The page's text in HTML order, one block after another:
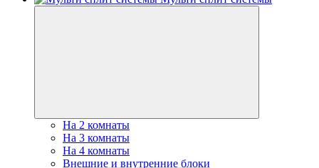
На 2 комнаты
На 3 комнаты
На 4 комнаты
Внешние и внутренние блоки